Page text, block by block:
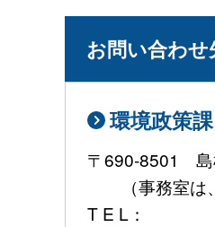
お問い合わせ
環境政策課
〒690-8501 島
（事務室は
T E L：